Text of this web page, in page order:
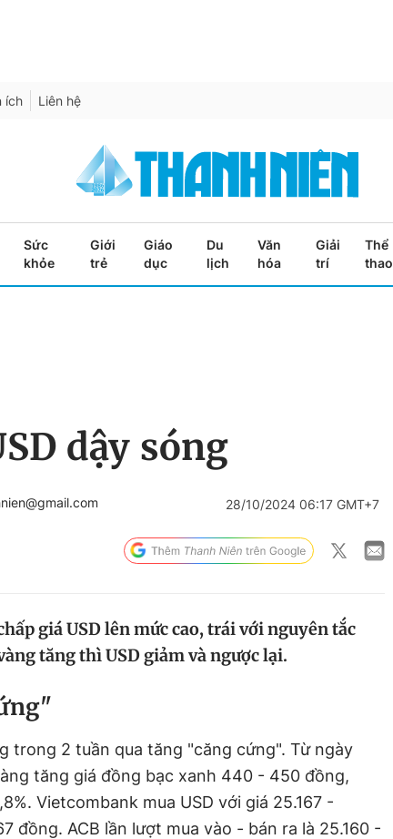
ích Liên hệ
Sức
khỏe
Giới
trẻ
Giáo
dục
Du
lịch
Văn
hóa
Giải
trí
Thể
thao
dậy sóng
28/10/2024 06:17 GMT+7
giá USD lên mức cao, trái với nguyên tắc
tăng thì USD giảm và ngược lại.
trong 2 tuần qua tăng "căng cứng". Từ ngày
tăng giá đồng bạc xanh 440 - 450 đồng,
Vietcombank mua USD với giá 25.167 -
đồng. ACB lần lượt mua vào - bán ra là 25.160 -